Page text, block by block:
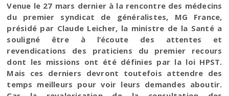
Venue le 27 mars dernier à la rencontre des médecins
du premier syndicat de généralistes, MG France,
présidé par Claude Leicher, la ministre de la Santé a
souligné être à l’écoute des attentes et
revendications des praticiens du premier recours
dont les missions ont été définies par la loi HPST.
Mais ces derniers devront toutefois attendre des
temps meilleurs pour voir leurs demandes aboutir.